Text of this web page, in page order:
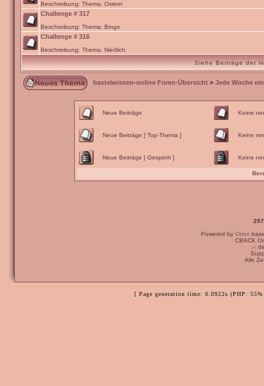
Beschreibung: Thema: Ostern
Challenge # 317
Beschreibung: Thema: Bingo
Challenge # 316
Beschreibung: Thema: Niedlich
Siehe Beiträge der
bastelwissen-online Foren-Übersicht » Jede Woche
Neue Beiträge Keine
Neue Beiträge [ Top-Thema ] Keine
Neue Beiträge [ Gesperrt ] Keine
Powered by Orion
CBACK
:-:
Alle
[ Page generation time: 0.0922s (PHP: